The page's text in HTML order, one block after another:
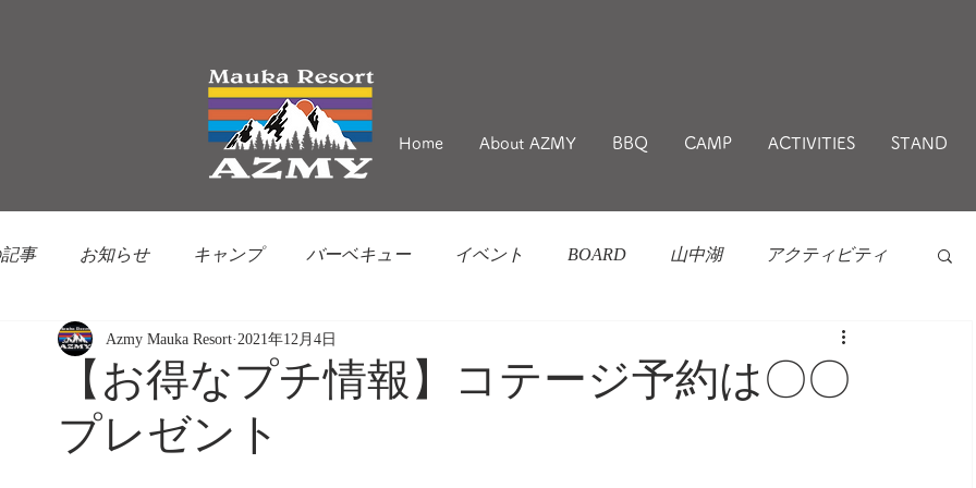
Home About AZMY BBQ CAMP ACTIVITIES STAND
事 お知らせ キャンプ バーベキュー イベント BOARD 山中湖 アクティビティ
【お得なプチ情報】コテージ予約は〇〇
プレゼント
Azmy Mauka Resort 2021年12月4日